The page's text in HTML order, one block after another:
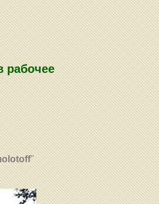
рабочее
"